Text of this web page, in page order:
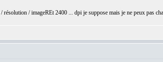
/ imageREt 2400 ... dpi je suppose mais je ne peux pas